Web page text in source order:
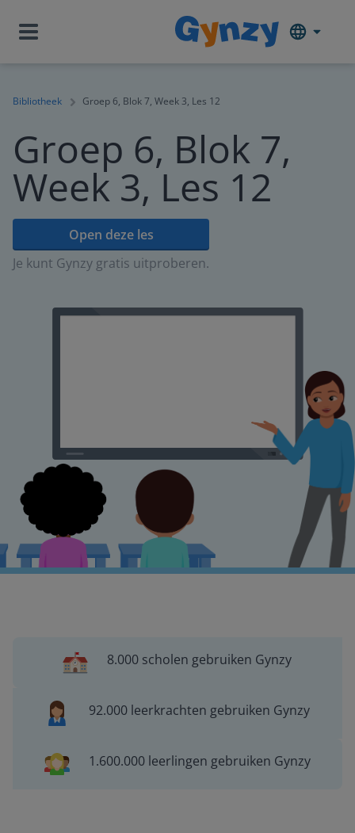
Bibliotheek Groep 6, Blok 7, Week 3, Les 12
Groep 6, Blok 7,
Week 3, Les 12
Open deze les
Je kunt Gynzy gratis uitproberen.
8.000 scholen gebruiken Gynzy
92.000 leerkrachten gebruiken Gynzy
1.600.000 leerlingen gebruiken Gynzy